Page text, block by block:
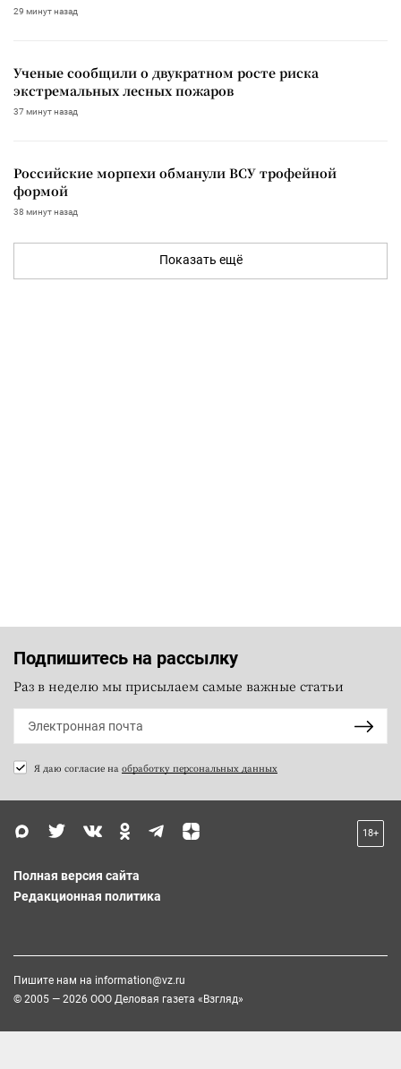
29 минут назад
Ученые сообщили о двукратном росте риска
экстремальных лесных пожаров
37 минут назад
Российские морпехи обманули ВСУ трофейной
формой
38 минут назад
Показать ещё
Подпишитесь на рассылку
Раз в неделю мы присылаем самые важные статьи
Я даю согласие на обработку персональных данных
18+
Полная версия сайта
Редакционная политика
Пишите нам на information@vz.ru
© 2005 — 2026 ООО Деловая газета «Взгляд»